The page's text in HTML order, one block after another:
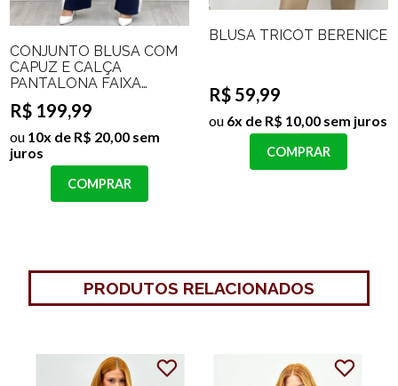
CONJUNTO BLUSA COM
CAPUZ E CALÇA
PANTALONA FAIXA
LATERAL IRLANDA
R$ 199,99
ou 10x de R$ 20,00 sem
juros
COMPRAR
BLUSA TRICOT BERENICE
R$ 59,99
ou 6x de R$ 10,00 sem juros
COMPRAR
PRODUTOS RELACIONADOS